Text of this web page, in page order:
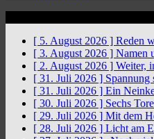
[ 5. August 2026 ] Reden
[ 3. August 2026 ] Namen
[ 2. August 2026 ] Weiter,
[ 31. Juli 2026 ] Spannung
[ 31. Juli 2026 ] Ein
[ 30. Juli 2026 ] Sechs
[ 29. Juli 2026 ] Mit dem
[ 28. Juli 2026 ] Licht am